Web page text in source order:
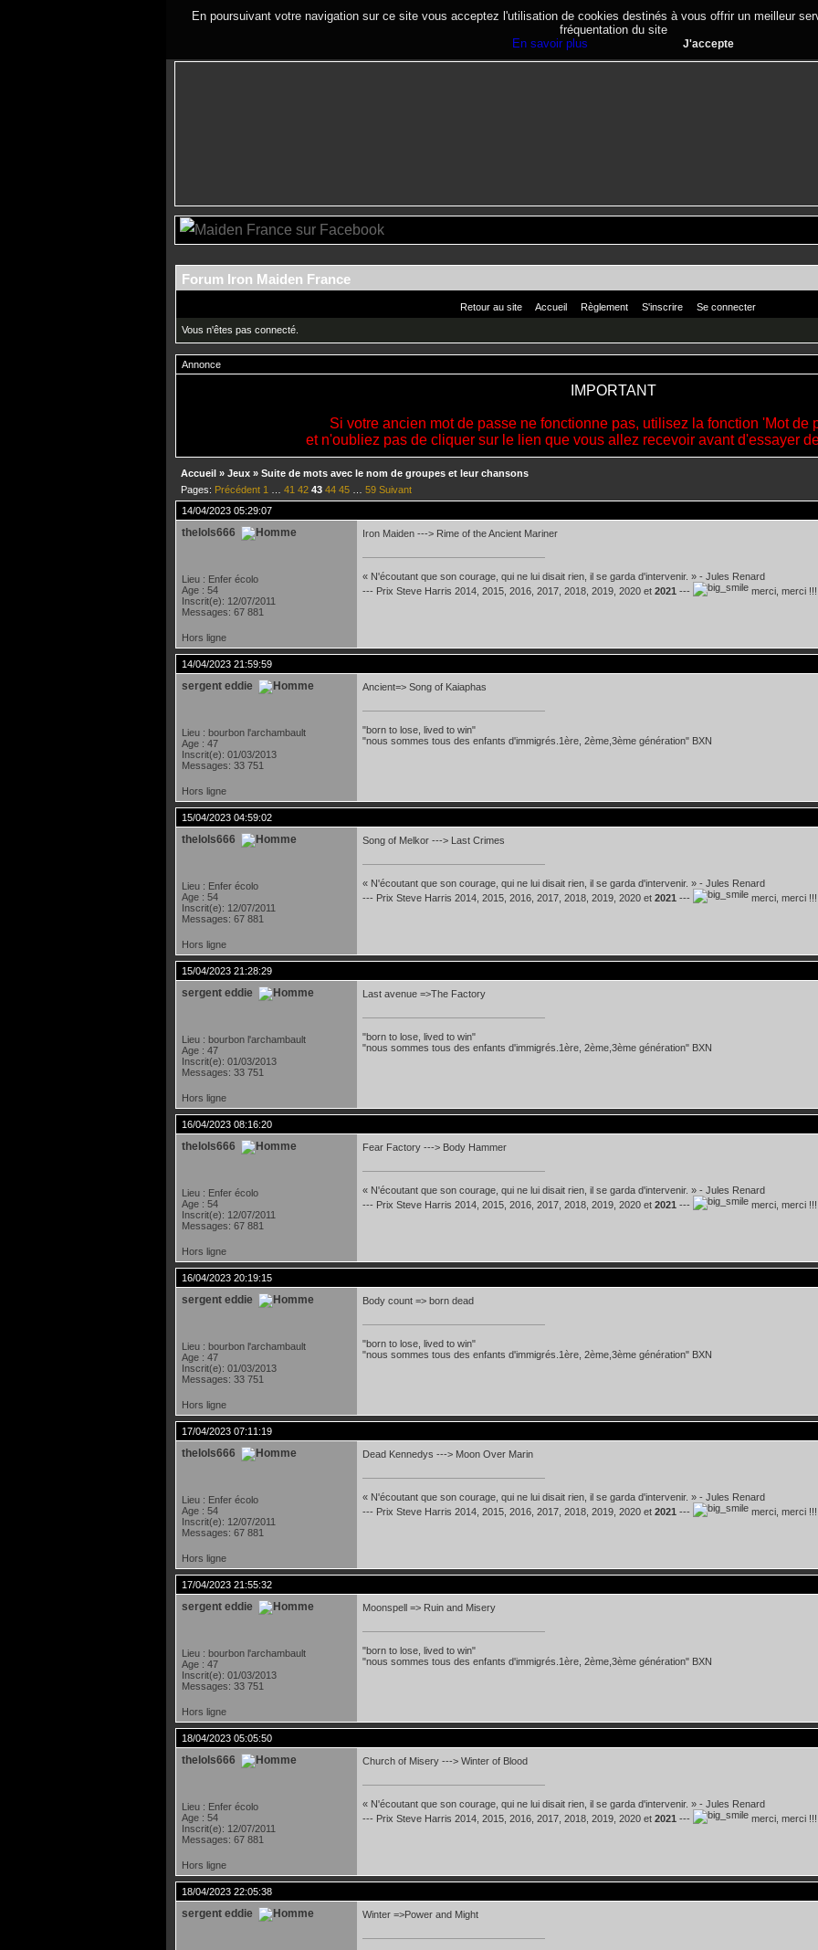
En poursuivant votre navigation sur ce site vous acceptez l'utilisation de cookies destinés à vous offrir un meilleur
fréquentation du site
En savoir plus
J'accepte
Forum Iron Maiden France
Retour au site Accueil Règlement S'inscrire Se connecter
Vous n'êtes pas connecté.
Annonce
IMPORTANT
Si votre ancien mot de passe ne fonctionne pas, utilisez la fonction 'Mot de
et n'oubliez pas de cliquer sur le lien que vous allez recevoir avant d'essayer
Accueil » Jeux » Suite de mots avec le nom de groupes et leur chansons
Pages: Précédent 1 41 42 43 44 45 59 Suivant
14/04/2023 05:29:07
thelols666
Lieu : Enfer écolo
Age : 54
Inscrit(e): 12/07/2011
Messages: 67 881
Iron Maiden ---> Rime of the Ancient Mariner
« N'écoutant que son courage, qui ne lui disait rien, il se garda d'intervenir. » - Jules Renard
--- Prix Steve Harris 2014, 2015, 2016, 2017, 2018, 2019, 2020 et 2021 --- merci, merci !!!
Hors ligne
14/04/2023 21:59:59
sergent eddie
Lieu : bourbon l'archambault
Age : 47
Inscrit(e): 01/03/2013
Messages: 33 751
Ancient=> Song of Kaiaphas
"born to lose, lived to win"
"nous sommes tous des enfants d'immigrés.1ère, 2ème,3ème génération" BXN
Hors ligne
15/04/2023 04:59:02
thelols666
Lieu : Enfer écolo
Age : 54
Inscrit(e): 12/07/2011
Messages: 67 881
Song of Melkor ---> Last Crimes
« N'écoutant que son courage, qui ne lui disait rien, il se garda d'intervenir. » - Jules Renard
--- Prix Steve Harris 2014, 2015, 2016, 2017, 2018, 2019, 2020 et 2021 --- merci, merci !!!
Hors ligne
15/04/2023 21:28:29
sergent eddie
Lieu : bourbon l'archambault
Age : 47
Inscrit(e): 01/03/2013
Messages: 33 751
Last avenue =>The Factory
"born to lose, lived to win"
"nous sommes tous des enfants d'immigrés.1ère, 2ème,3ème génération" BXN
Hors ligne
16/04/2023 08:16:20
thelols666
Lieu : Enfer écolo
Age : 54
Inscrit(e): 12/07/2011
Messages: 67 881
Fear Factory ---> Body Hammer
« N'écoutant que son courage, qui ne lui disait rien, il se garda d'intervenir. » - Jules Renard
--- Prix Steve Harris 2014, 2015, 2016, 2017, 2018, 2019, 2020 et 2021 --- merci, merci !!!
Hors ligne
16/04/2023 20:19:15
sergent eddie
Lieu : bourbon l'archambault
Age : 47
Inscrit(e): 01/03/2013
Messages: 33 751
Body count => born dead
"born to lose, lived to win"
"nous sommes tous des enfants d'immigrés.1ère, 2ème,3ème génération" BXN
Hors ligne
17/04/2023 07:11:19
thelols666
Lieu : Enfer écolo
Age : 54
Inscrit(e): 12/07/2011
Messages: 67 881
Dead Kennedys ---> Moon Over Marin
« N'écoutant que son courage, qui ne lui disait rien, il se garda d'intervenir. » - Jules Renard
--- Prix Steve Harris 2014, 2015, 2016, 2017, 2018, 2019, 2020 et 2021 --- merci, merci !!!
Hors ligne
17/04/2023 21:55:32
sergent eddie
Lieu : bourbon l'archambault
Age : 47
Inscrit(e): 01/03/2013
Messages: 33 751
Moonspell => Ruin and Misery
"born to lose, lived to win"
"nous sommes tous des enfants d'immigrés.1ère, 2ème,3ème génération" BXN
Hors ligne
18/04/2023 05:05:50
thelols666
Lieu : Enfer écolo
Age : 54
Inscrit(e): 12/07/2011
Messages: 67 881
Church of Misery ---> Winter of Blood
« N'écoutant que son courage, qui ne lui disait rien, il se garda d'intervenir. » - Jules Renard
--- Prix Steve Harris 2014, 2015, 2016, 2017, 2018, 2019, 2020 et 2021 --- merci, merci !!!
Hors ligne
18/04/2023 22:05:38
sergent eddie Winter =>Power and Might